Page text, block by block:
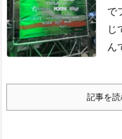
で
じ
ん
記事を